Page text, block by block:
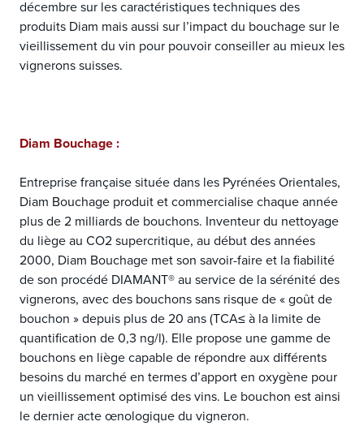
décembre sur les caractéristiques techniques des
produits Diam mais aussi sur l’impact du bouchage sur le
vieillissement du vin pour pouvoir conseiller au mieux les
vignerons suisses.
Diam Bouchage :
Entreprise française située dans les Pyrénées Orientales,
Diam Bouchage produit et commercialise chaque année
plus de 2 milliards de bouchons. Inventeur du nettoyage
du liège au CO2 supercritique, au début des années
2000, Diam Bouchage met son savoir-faire et la fiabilité
de son procédé DIAMANT® au service de la sérénité des
vignerons, avec des bouchons sans risque de « goût de
bouchon » depuis plus de 20 ans (TCA≤ à la limite de
quantification de 0,3 ng/l). Elle propose une gamme de
bouchons en liège capable de répondre aux différents
besoins du marché en termes d’apport en oxygène pour
un vieillissement optimisé des vins. Le bouchon est ainsi
le dernier acte œnologique du vigneron.